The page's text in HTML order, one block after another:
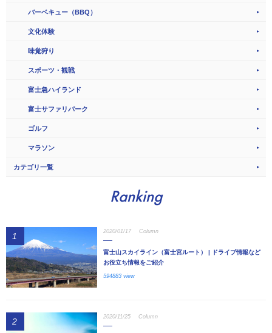
バーベキュー（BBQ）
文化体験
味覚狩り
スポーツ・観戦
富士急ハイランド
富士サファリパーク
ゴルフ
マラソン
カテゴリ一覧
Ranking
1 2020/01/17 Column
富士山スカイライン（富士宮ルート） | ドライブ情報など
お役立ち情報をご紹介
594883 view
2 2020/11/25 Column